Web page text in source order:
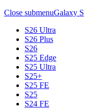
Close submenuGalaxy S
S26 Ultra
S26 Plus
S26
S25 Edge
S25 Ultra
S25+
S25 FE
S25
S24 FE